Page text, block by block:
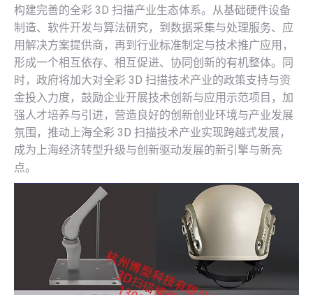
构建完善的全彩 3D 扫描产业生态体系。从基础硬件设备
制造、软件开发与算法研究，到数据采集与处理服务、应
用解决方案提供商，再到行业标准制定与技术推广应用，
形成一个相互依存、相互促进、协同创新的有机整体。同
时，政府将加大对全彩 3D 扫描技术产业的政策支持与资
金投入力度，鼓励企业开展技术创新与应用示范项目，加
强人才培养与引进，营造良好的创新创业环境与产业发展
氛围，推动上海全彩 3D 扫描技术产业实现跨越式发展，
成为上海经济转型升级与创新驱动发展的新引擎与新亮
点。